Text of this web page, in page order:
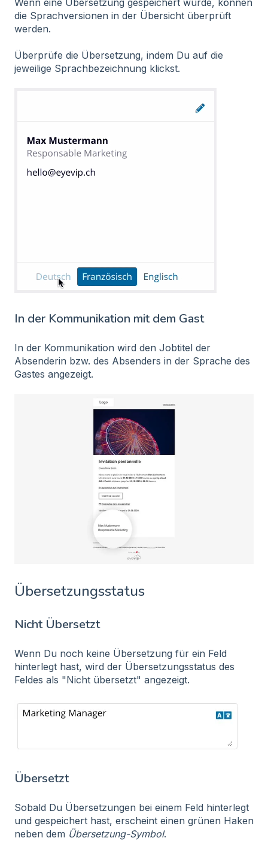
Wenn eine Übersetzung gespeichert wurde, können
die Sprachversionen in der Übersicht überprüft
werden.
Überprüfe die Übersetzung, indem Du auf die
jeweilige Sprachbezeichnung klickst.
In der Kommunikation mit dem Gast
In der Kommunikation wird den Jobtitel der
Absenderin bzw. des Absenders in der Sprache des
Gastes angezeigt.
Übersetzungsstatus
Nicht Übersetzt
Wenn Du noch keine Übersetzung für ein Feld
hinterlegt hast, wird der Übersetzungsstatus des
Feldes als "Nicht übersetzt" angezeigt.
Übersetzt
Sobald Du Übersetzungen bei einem Feld hinterlegt
und gespeichert hast, erscheint einen grünen Haken
neben dem Übersetzung-Symbol.